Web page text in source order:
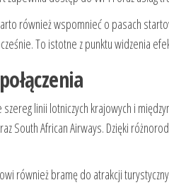
również wspomnieć o pasach
To istotne z punktu widzenia
szereg linii lotniczych krajowych i
South African Airways. Dzięki
również bramę do atrakcji